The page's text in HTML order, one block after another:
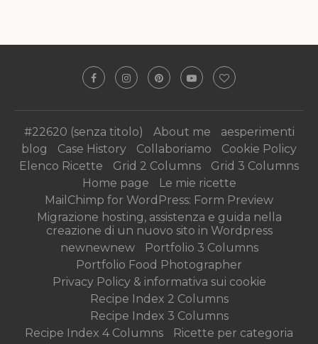
#22620 (senza titolo) About me
aesperimenti
blog
Case History Collaboriamo
Cookie Policy
Elenco Ricette
Grid 2 Columns
Grid 3 Columns
Home page
Le mie ricette
MailChimp for WordPress: Form Preview
Migrazione hosting, assistenza e guida nella
creazione di un nuovo sito in Wordpress
newnewnew
Portfolio 3 Columns
Portfolio Food Photographer
Privacy Policy & informativa sui cookie
Recipe Index 2 Columns
Recipe Index 3 Columns
Recipe Index 4 Columns
Ricette per categoria